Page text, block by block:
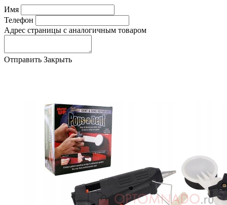
Имя
Телефон
Адрес страницы с аналогичным товаром
Отправить Закрыть